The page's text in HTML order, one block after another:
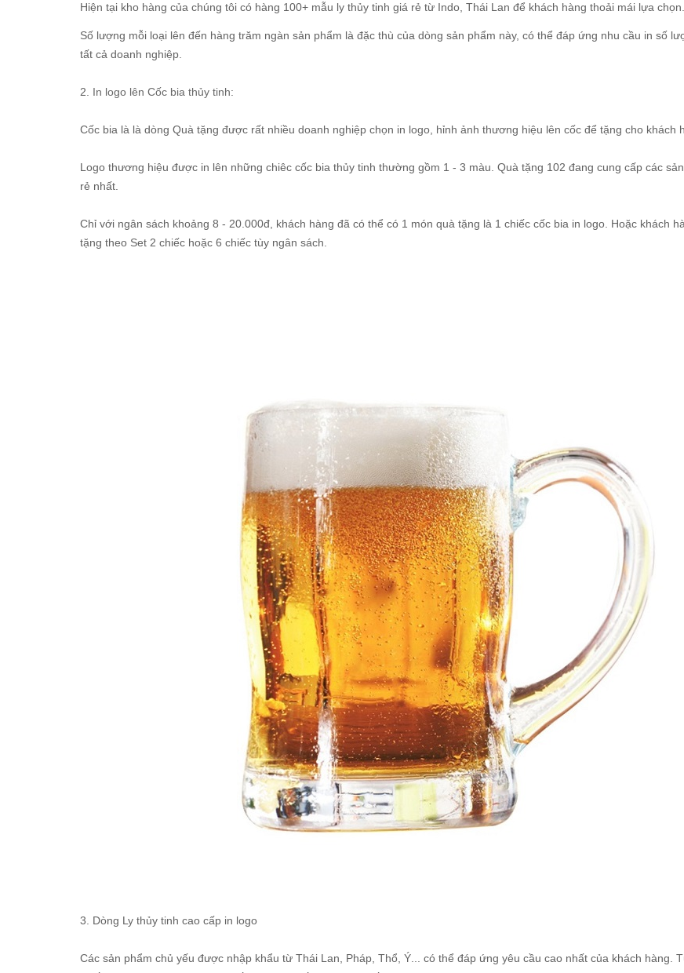
Hiện tại kho hàng của chúng tôi có hàng 100+ mẫu ly thủy tinh giá rẻ từ Indo, Thái Lan để khách hàng thoải mái lựa chọn.
Số lượng mỗi loại lên đến hàng trăm ngàn sản phẩm là đặc thù của dòng sản phẩm này, có thể đáp ứng nhu cầu in số
tất cả doanh nghiệp.
2. In logo lên Cốc bia thủy tinh:
Cốc bia là là dòng Quà tặng được rất nhiều doanh nghiệp chọn in logo, hỉnh ảnh thương hiệu lên cốc để tặng cho khách
Logo thương hiệu được in lên những chiêc cốc bia thủy tinh thường gồm 1 - 3 màu. Quà tặng 102 đang cung cấp các
rẻ nhất.
Chỉ với ngân sách khoảng 8 - 20.000đ, khách hàng đã có thể có 1 món quà tặng là 1 chiếc cốc bia in logo. Hoặc khách
tặng theo Set 2 chiếc hoặc 6 chiếc tùy ngân sách.
3. Dòng Ly thủy tinh cao cấp in logo
Các sản phẩm chủ yếu được nhập khẩu từ Thái Lan, Pháp, Thổ, Ý... có thể đáp ứng yêu cầu cao nhất của khách hàng.